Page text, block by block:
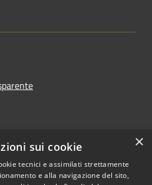
×
sui cookie
tecnici e assimilati strettamente
e alla navigazione del sito,